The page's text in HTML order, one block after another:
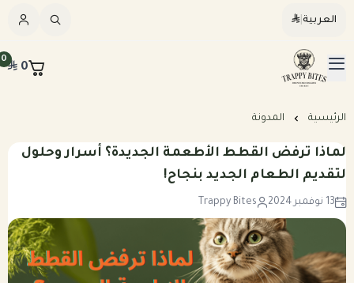
العربية|
Trappybites
0
0
القائمة الرئيسية
الرئيسيه
وجبات طبيعية مطبوخة للكلاب
قطط
عرض الكل
مكافآت طبيعية
الرئيسية المدونة
لماذا ترفض القطط الأطعمة الجديدة؟ أسرار وحلول
لتقديم الطعام الجديد بنجاح!
13 نوفمبر 2024 Trappy Bites